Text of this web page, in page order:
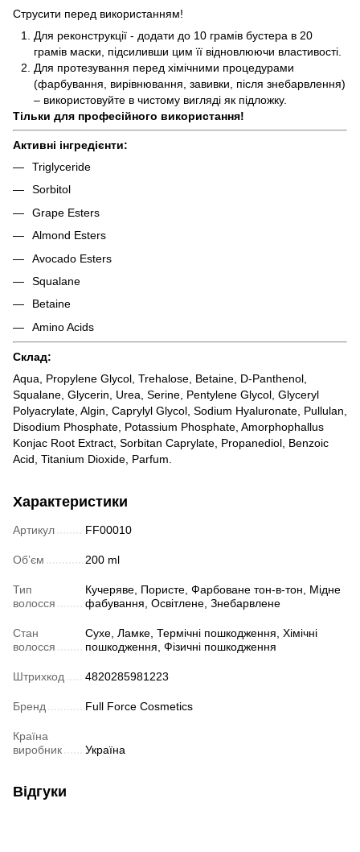
Струсити перед використанням!
Для реконструкції - додати до 10 грамів бустера в 20
грамів маски, підсиливши цим її відновлюючи властивості.
Для протезування перед хімічними процедурами
(фарбування, вирівнювання, завивки, після знебарвлення)
– використовуйте в чистому вигляді як підложку.
Тільки для професійного використання!
Активні інгредієнти:
Triglyceride
Sorbitol
Grape Esters
Almond Esters
Avocado Esters
Squalane
Betaine
Amino Acids
Склад:
Aqua, Propylene Glycol, Trehalose, Betaine, D-Panthenol,
Squalane, Glycerin, Urea, Serine, Pentylene Glycol, Glyceryl
Polyacrylate, Algin, Caprylyl Glycol, Sodium Hyaluronate, Pullulan,
Disodium Phosphate, Potassium Phosphate, Amorphophallus
Konjac Root Extract, Sorbitan Caprylate, Propanediol, Benzoic
Acid, Titanium Dioxide, Parfum.
Характеристики
Артикул FF00010
Обʼєм 200 ml
Тип
волосся
Кучеряве, Пористе, Фарбоване тон-в-тон, Мідне
фабування, Освітлене, Знебарвлене
Стан
волосся
Сухе, Ламке, Термічні пошкодження, Хімічні
пошкодження, Фізичні пошкодження
Штрихкод 4820285981223
Бренд Full Force Cosmetics
Країна
виробник
Україна
Відгуки